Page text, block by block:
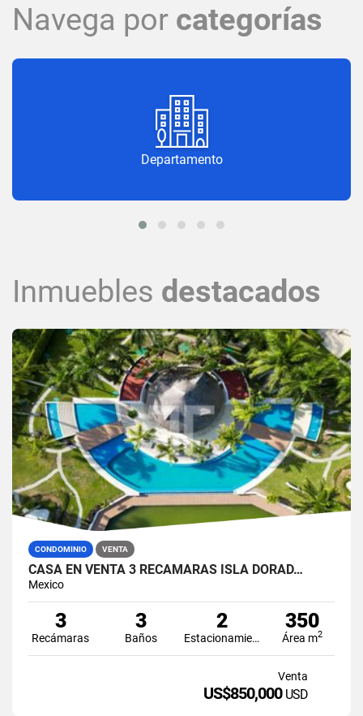
Navega por categorías
Departamento
Inmuebles destacados
CONDOMINIO VENTA
CASA EN VENTA 3 RECÁMARAS ISLA DORAD…
Mexico
3
Recámaras
3
Baños
2
Estacionamiento
350
Área m2
Venta
US$850,000 USD